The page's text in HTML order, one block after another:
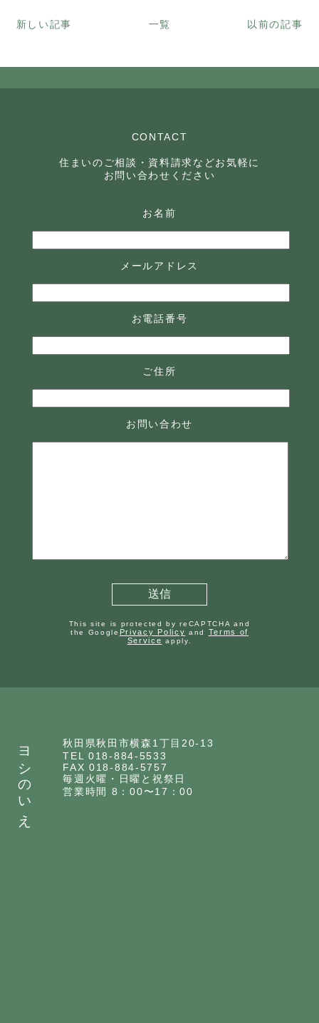
新しい記事 一覧 以前の記事
CONTACT
住まいのご相談・資料請求などお気軽に
お問い合わせください
お名前
メールアドレス
お電話番号
ご住所
お問い合わせ
This site is protected by reCAPTCHA and
the Google Privacy Policy and Terms of
Service apply.
ヨシのいえ
秋田県秋田市横森1丁目20-13
TEL 018-884-5533
FAX 018-884-5757
毎週火曜・日曜と祝祭日
営業時間 8：00〜17：00